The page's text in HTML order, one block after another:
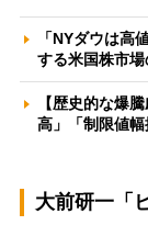
「NYダウは高
する米国株市
【歴史的な爆
高」「制限値
大前研一「